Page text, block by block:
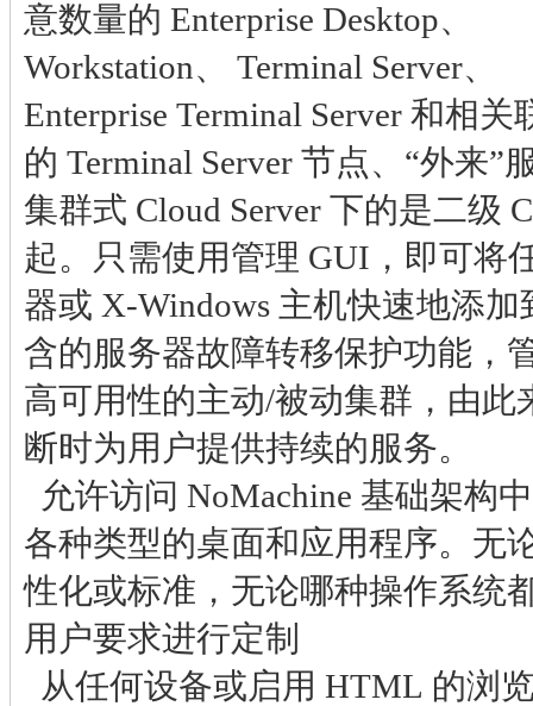
意数量的 Enterprise Desktop、
Workstation、 Terminal Server、
Enterprise Terminal Server 和相关
的 Terminal Server 节点、“外来”
集群式 Cloud Server 下的是二级
起。只需使用管理 GUI，即可将
器或 X-Windows 主机快速地添
含的服务器故障转移保护功能，
高可用性的主动/被动集群，由此
断时为用户提供持续的服务。
允许访问 NoMachine 基础架构
各种类型的桌面和应用程序。无
性化或标准，无论哪种操作系统
用户要求进行定制
从任何设备或启用 HTML 的浏